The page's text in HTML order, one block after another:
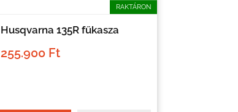
RAKTÁRON
Husqvarna 135R fűkasza
255.900 Ft